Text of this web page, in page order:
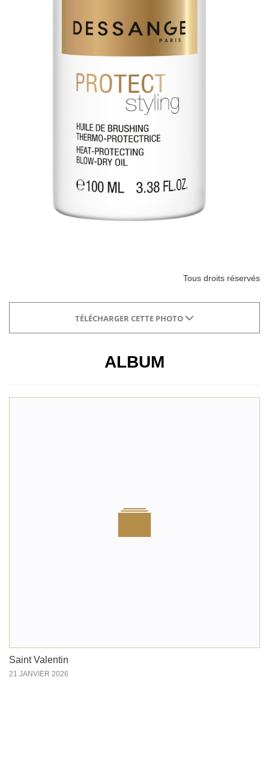
Tous droits réservés
TÉLÉCHARGER CETTE PHOTO
ALBUM
Saint Valentin
21 JANVIER 2026